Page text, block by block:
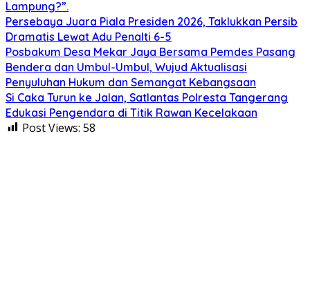
Lampung?”.
Persebaya Juara Piala Presiden 2026, Taklukkan Persib
Dramatis Lewat Adu Penalti 6-5
Posbakum Desa Mekar Jaya Bersama Pemdes Pasang
Bendera dan Umbul-Umbul, Wujud Aktualisasi
Penyuluhan Hukum dan Semangat Kebangsaan
Si Caka Turun ke Jalan, Satlantas Polresta Tangerang
Edukasi Pengendara di Titik Rawan Kecelakaan
Post Views: 58